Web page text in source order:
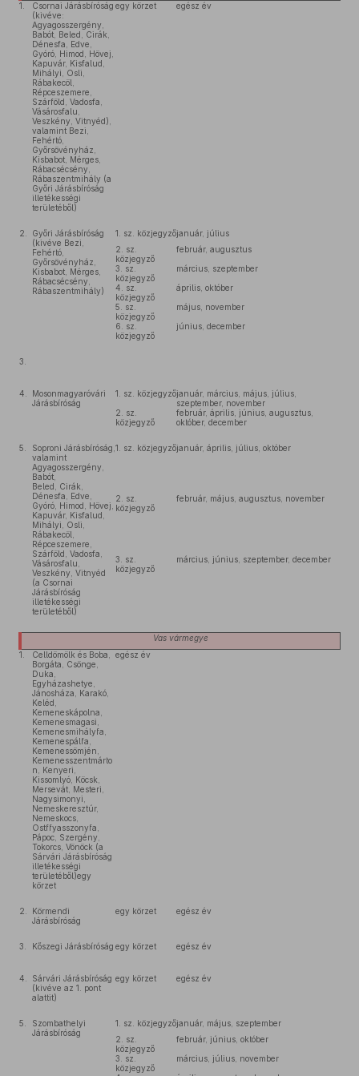
1.
Csornai Járásbíróság
(kivéve:
Agyagosszergény,
Babót, Beled, Cirák,
Dénesfa, Edve,
Gyóró, Himod, Hövej,
Kapuvár, Kisfalud,
Mihályi, Osli,
Rábakecöl,
Répceszemere,
Szárföld, Vadosfa,
Vásárosfalu,
Veszkény, Vitnyéd),
valamint Bezi,
Fehértó,
Győrsövényház,
Kisbabot, Mérges,
Rábacsécsény,
Rábaszentmihály (a
Győri Járásbíróság
illetékességi
területéből)
egy körzet egész év
2.
Győri Járásbíróság
(kivéve Bezi,
Fehértó,
Győrsövényház,
Kisbabot, Mérges,
Rábacsécsény,
Rábaszentmihály)
1. sz. közjegyzőjanuár, július
2. sz.
közjegyző
február, augusztus
3. sz.
közjegyző
március, szeptember
4. sz.
közjegyző
április, október
5. sz.
közjegyző
május, november
6. sz.
közjegyző
június, december
3.
4.
Mosonmagyaróvári
Járásbíróság
1. sz. közjegyzőjanuár, március, május, július,
szeptember, november
2. sz.
közjegyző
február, április, június, augusztus,
október, december
5.
Soproni Járásbíróság,
valamint
Agyagosszergény,
Babót,
Beled, Cirák,
Dénesfa, Edve,
Gyóró, Himod, Hövej,
Kapuvár, Kisfalud,
Mihályi, Osli,
Rábakecöl,
Répceszemere,
Szárföld, Vadosfa,
Vásárosfalu,
Veszkény, Vitnyéd
(a Csornai
Járásbíróság
illetékességi
területéből)
1. sz. közjegyzőjanuár, április, július, október
2. sz.
közjegyző
február, május, augusztus, november
3. sz.
közjegyző
március, június, szeptember, december
Vas vármegye
1.
Celldömölk és Boba,
Borgáta, Csönge,
Duka,
Egyházashetye,
Jánosháza, Karakó,
Keléd,
Kemeneskápolna,
Kemenesmagasi,
Kemenesmihályfa,
Kemenespálfa,
Kemenessömjén,
Kemenesszentmárto
n, Kenyeri,
Kissomlyó, Köcsk,
Mersevát, Mesteri,
Nagysimonyi,
Nemeskeresztúr,
Nemeskocs,
Ostffyasszonyfa,
Pápoc, Szergény,
Tokorcs, Vönöck (a
Sárvári Járásbíróság
illetékességi
területéből)egy
körzet
egész év
2.
Körmendi
Járásbíróság
egy körzet egész év
3. Kőszegi Járásbíróság egy körzet egész év
4.
Sárvári Járásbíróság
(kivéve az 1. pont
alattit)
egy körzet egész év
5.
Szombathelyi
Járásbíróság
1. sz. közjegyzőjanuár, május, szeptember
2. sz.
közjegyző
február, június, október
3. sz.
közjegyző
március, július, november